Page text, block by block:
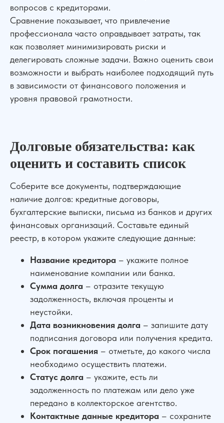
вопросов с кредиторами.
Сравнение показывает, что привлечение
профессионала часто оправдывает затраты, так
как позволяет минимизировать риски и
делегировать сложные задачи. Важно оценить свои
возможности и выбрать наиболее подходящий путь
в зависимости от финансового положения и
уровня правовой грамотности.
Долговые обязательства: как
оценить и составить список
Соберите все документы, подтверждающие
наличие долгов: кредитные договоры,
бухгалтерские выписки, письма из банков и других
финансовых организаций. Составьте единый
реестр, в котором укажите следующие данные:
Название кредитора – укажите полное
наименование компании или банка.
Сумма долга – отразите текущую
задолженность, включая проценты и
неустойки.
Дата возникновения долга – запишите дату
подписания договора или получения кредита.
Срок погашения – отметьте, до какого числа
необходимо осуществить платежи.
Статус долга – укажите, есть ли
задолженность по платежам или дело уже
передано в коллекторское агентство.
Контактные данные кредитора – сохраните